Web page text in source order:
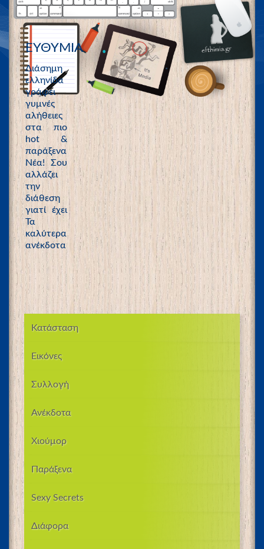
ΕΥΘΥΜΙΑ
Διάσημη
ελληνίδα
γράφει
γυμνές
αλήθειες
στα πιο
hot &
παράξενα
Νέα! Σου
αλλάζει
την
διάθεση
γιατί έχει
Τα
καλύτερα
ανέκδοτα
Κατάσταση
Εικόνες
Συλλογή
Ανέκδοτα
Χιούμορ
Παράξενα
Sexy Secrets
Διάφορα